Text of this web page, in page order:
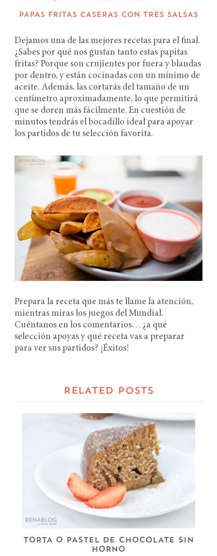
PAPAS FRITAS CASERAS CON TRES SALSAS
Dejamos una de las mejores recetas para el final.
¿Sabes por qué nos gustan tanto estas papitas
fritas? Porque son crujientes por fuera y blandas
por dentro, y están cocinadas con un mínimo de
aceite. Además, las cortarás del tamaño de un
centímetro aproximadamente, lo que permitirá
que se doren más fácilmente. En cuestión de
minutos tendrás el bocadillo ideal para apoyar
los partidos de tu selección favorita.
Prepara la receta que más te llame la atención,
mientras miras los juegos del Mundial.
Cuéntanos en los comentarios… ¿a qué
selección apoyas y qué receta vas a preparar
para ver sus partidos? ¡Éxitos!
RELATED POSTS
TORTA O PASTEL DE CHOCOLATE SIN
HORNO